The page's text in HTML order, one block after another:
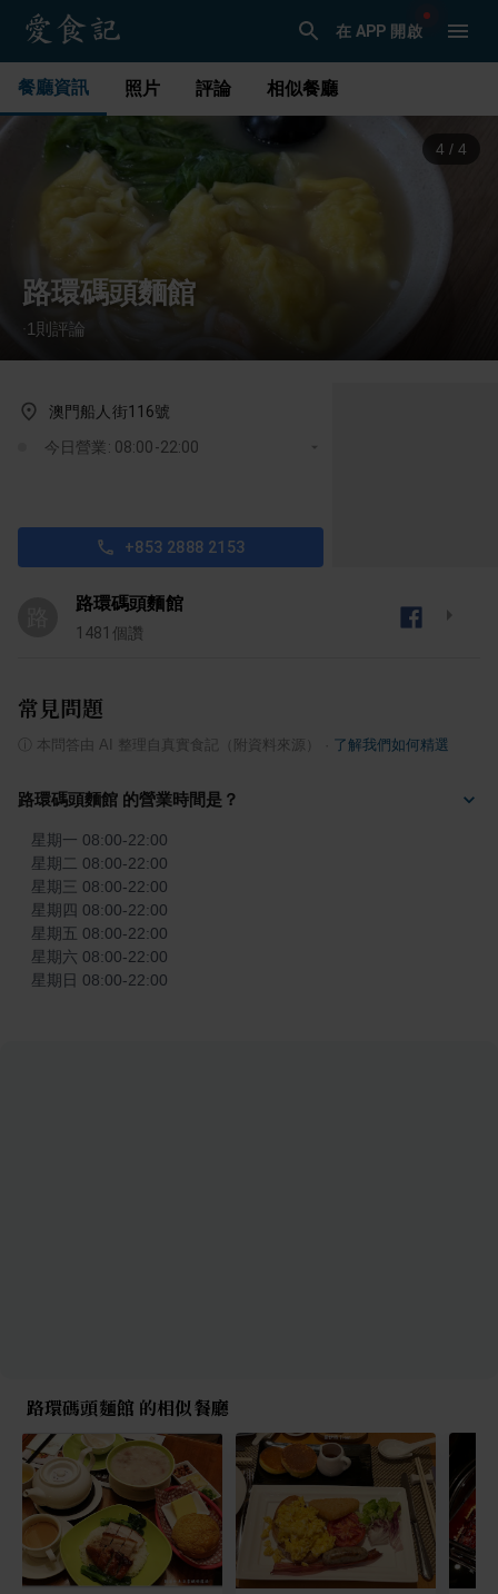
在 APP 開啟
餐廳資訊 照片 評論 相似餐廳
1 / 4
路環碼頭麵館
· 1 則評論
澳門船人街116號
今日營業: 08:00-22:00
+853 2888 2153
路環碼頭麵館
1481 個讚
常見問題
本問答由 AI 整理自真實食記（附資料來源） 了解我們如何精選
路環碼頭麵館 的營業時間是？
星期一 08:00-22:00
星期二 08:00-22:00
星期三 08:00-22:00
星期四 08:00-22:00
星期五 08:00-22:00
星期六 08:00-22:00
星期日 08:00-22:00
路環碼頭麵館 的相似餐廳